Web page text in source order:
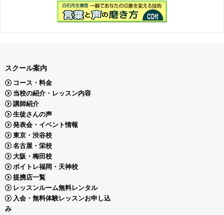
スクール案内
コース・料金
当校の紹介・レッスン内容
講師紹介
生徒さんの声
発表会・イベント情報
東京・渋谷校
名古屋・栄校
大阪・梅田校
ボイトレ福岡・天神校
提携店一覧
レッスンルーム無料レンタル
入会・無料体験レッスンお申し込
み